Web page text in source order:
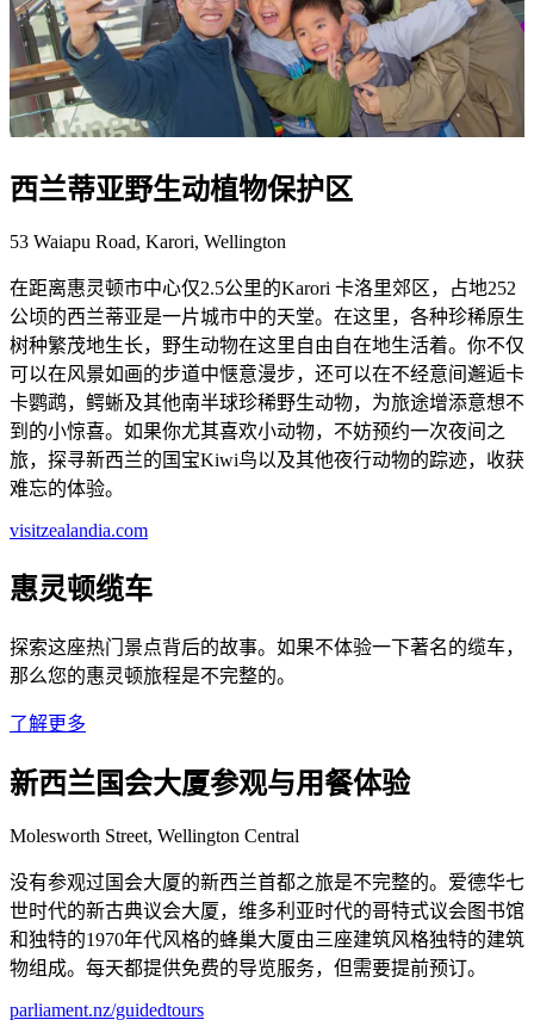
西兰蒂亚野生动植物保护区
53 Waiapu Road, Karori, Wellington
在距离惠灵顿市中心仅2.5公里的Karori 卡洛里郊区，占地252
公顷的西兰蒂亚是一片城市中的天堂。在这里，各种珍稀原生
树种繁茂地生长，野生动物在这里自由自在地生活着。你不仅
可以在风景如画的步道中惬意漫步，还可以在不经意间邂逅卡
卡鹦鹉，鳄蜥及其他南半球珍稀野生动物，为旅途增添意想不
到的小惊喜。如果你尤其喜欢小动物，不妨预约一次夜间之
旅，探寻新西兰的国宝Kiwi鸟以及其他夜行动物的踪迹，收获
难忘的体验。
visitzealandia.com
惠灵顿缆车
探索这座热门景点背后的故事。如果不体验一下著名的缆车，
那么您的惠灵顿旅程是不完整的。
了解更多
新西兰国会大厦参观与用餐体验
Molesworth Street, Wellington Central
没有参观过国会大厦的新西兰首都之旅是不完整的。爱德华七
世时代的新古典议会大厦，维多利亚时代的哥特式议会图书馆
和独特的1970年代风格的蜂巢大厦由三座建筑风格独特的建筑
物组成。每天都提供免费的导览服务，但需要提前预订。
parliament.nz/guidedtours